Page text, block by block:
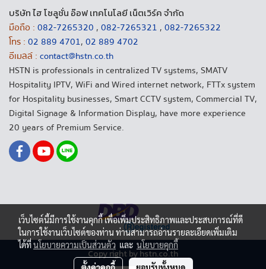
บริษัท ไฮ โซลูชั่น อ๊อฟ เทคโนโลยี เน็ตเวิร์ค จำกัด
มือถือ : 082-7265320 , 082-7265321 , 082-7265322
โทร : 02 889 4701, 02 889 4702
อีเมลล์ : contact@hstn.co.th
HSTN is professionals in centralized TV systems, SMATV
Hospitality IPTV, WiFi and Wired internet network, FTTx system
for Hospitality businesses, Smart CCTV system, Commercial TV,
Digital Signage & Information Display, have more experience
20 years of Premium Service.
Copy right by hstn.co.th
เว็บไซต์นี้มีการใช้งานคุกกี้ เพื่อเพิ่มประสิทธิภาพและประสบการณ์ที่ดี
ในการใช้งานเว็บไซต์ของท่าน ท่านสามารถอ่านรายละเอียดเพิ่มเติม
ได้ที่นโยบายความเป็นส่วนตัว และ นโยบายคุกกี้